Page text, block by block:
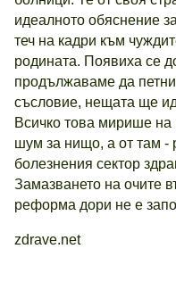
идеалното обяснение
теч на кадри към
родината. Появиха се
продължаваме да
съсловие, нещата ще
Всичко това мирише
шум за нищо, а от там -
болезнения сектор
Замазването на очите
реформа дори не е
zdrave.net